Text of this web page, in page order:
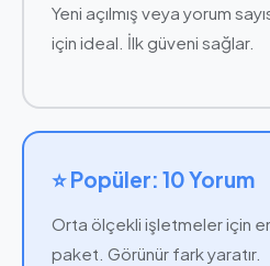
Yeni açılmış veya yorum
için ideal. İlk güveni sağlar.
⭐ Popüler: 10 Yorum
Orta ölçekli işletmeler için
paket. Görünür fark yaratır.